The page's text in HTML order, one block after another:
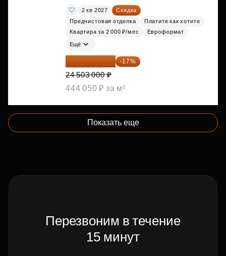
2 кв 2027
Скидка
Предчистовая отделка
Платите как хотите
Квартира за 2 000 ₽/мес
Евроформат
Ещё
20 337 490 ₽ -17%
24 503 000 ₽
444 050 ₽ за м²
Показать еще
Перезвоним в течение
15 минут